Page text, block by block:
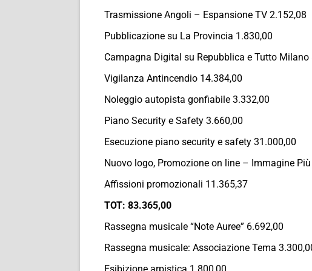
Trasmissione Angoli – Espansione TV 2.152,08
Pubblicazione su La Provincia 1.830,00
Campagna Digital su Repubblica e Tutto Milano
Vigilanza Antincendio 14.384,00
Noleggio autopista gonfiabile 3.332,00
Piano Security e Safety 3.660,00
Esecuzione piano security e safety 31.000,00
Nuovo logo, Promozione on line – Immagine
Affissioni promozionali 11.365,37
TOT: 83.365,00
Rassegna musicale “Note Auree” 6.692,00
Rassegna musicale: Associazione Tema